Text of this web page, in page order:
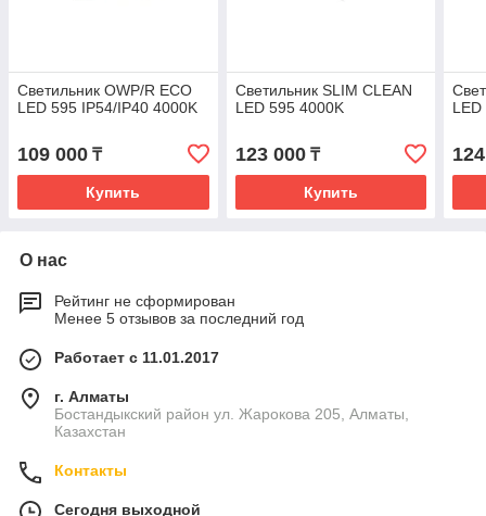
Светильник OWP/R ECO
LED 595 IP54/IP40 4000K
109 000 ₸
Купить
Светильник SLIM CLEAN
LED 595 4000K
123 000₸
Купить
О нас
Рейтинг не сформирован
Менее 5 отзывов за последний год
Работает с 11.01.2017
г. Алматы
Бостандыкский район ул. Жарокова 205, Алматы,
Казахстан
Контакты
Сегодня выходной